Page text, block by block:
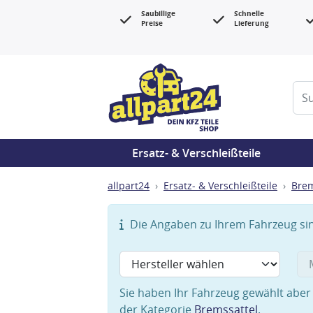
Saubillige
Preise
Schnelle
Lieferung
Ersatz- & Verschleißteile
allpart24 Ersatz- & Verschleißteile
Die Angaben zu Ihrem Fahrzeug
Sie haben Ihr Fahrzeug gewählt
der Kategorie Bremssattel.